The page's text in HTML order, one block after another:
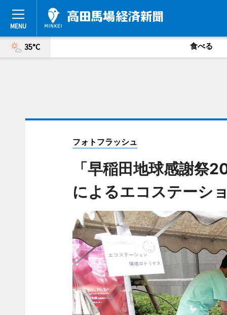
35°C 食べる
フォトフラッシュ
「早稲田地球感謝祭
によるエコステーシ